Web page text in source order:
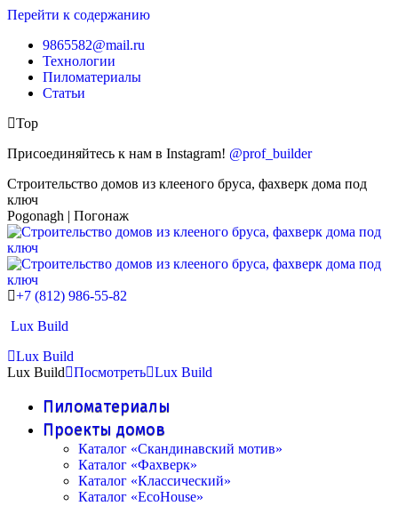
Перейти к содержанию
9865582@mail.ru
Технологии
Пиломатериалы
Статьи
Top
Присоединяйтесь к нам в Instagram! @prof_builder
Строительство домов из клееного бруса, фахверк дома под
ключ
Pogonagh | Погонаж
+7 (812) 986-55-82
Lux Build
Lux Build
Lux Build
Посмотреть Lux Build
Пиломатериалы
Проекты домов
Каталог «Скандинавский мотив»
Каталог «Фахверк»
Каталог «Классический»
Каталог «EcoHouse»